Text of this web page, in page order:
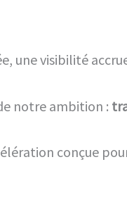
une visibilité
notre ambition :
conçue